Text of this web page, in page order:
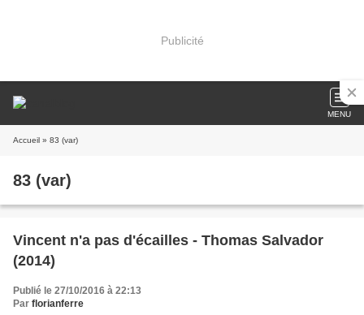
Publicité
MENU
Accueil » 83 (var)
83 (var)
Vincent n'a pas d'écailles - Thomas Salvador
(2014)
Publié le 27/10/2016 à 22:13
Par florianferre